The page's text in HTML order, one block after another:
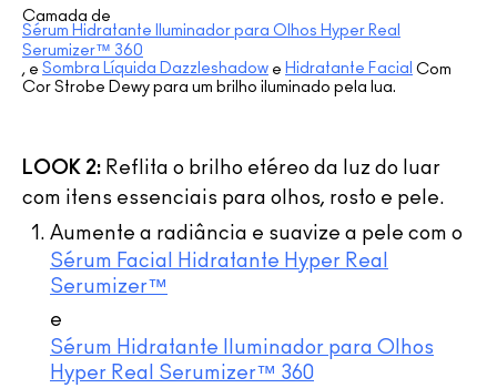
Camada de
Sérum Hidratante Iluminador para Olhos Hyper Real
Serumizer™ 360
, e Sombra Líquida Dazzleshadow e Hidratante Facial Com
Cor Strobe Dewy para um brilho iluminado pela lua.
LOOK 2: Reflita o brilho etéreo da luz do luar
com itens essenciais para olhos, rosto e pele.
Aumente a radiância e suavize a pele com o
Sérum Facial Hidratante Hyper Real
Serumizer™
e
Sérum Hidratante Iluminador para Olhos
Hyper Real Serumizer™ 360